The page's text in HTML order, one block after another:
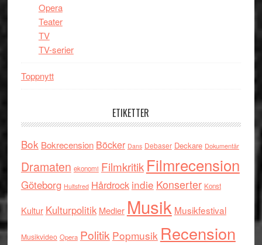
Opera
Teater
TV
TV-serier
Toppnytt
ETIKETTER
Bok Bokrecension Böcker Dans Debaser Deckare Dokumentär
Dramaten ekonomi Filmkritik Filmrecension
Göteborg Hultsfred Hårdrock indie Konserter Konst
Kultur Kulturpolitik Medier Musik Musikfestival
Musikvideo Opera Politik Popmusik Recension